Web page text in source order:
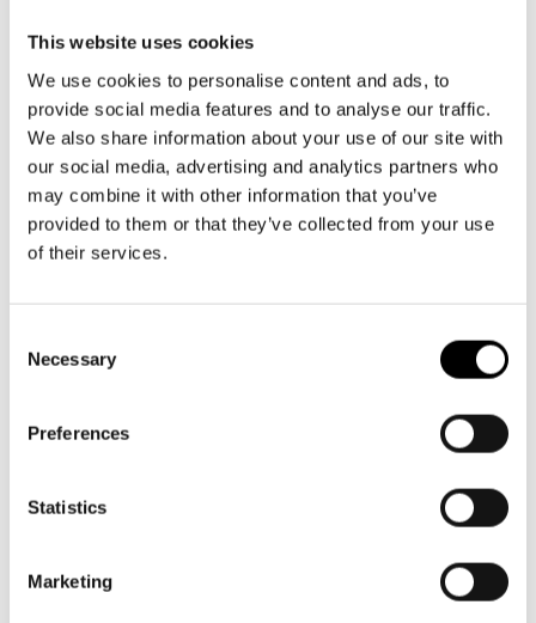
This website uses cookies
We use cookies to personalise content and ads, to
provide social media features and to analyse our traffic.
We also share information about your use of our site with
our social media, advertising and analytics partners who
may combine it with other information that you’ve
provided to them or that they’ve collected from your use
of their services.
Selection
Necessary
Preferences
Statistics
Marketing
Frågor & svar
Platskarta
Teaterns verksamhet
Ensemble
Historia
Kontaktuppgifter
Press
Jobba hos oss
Nyhetsbrev
00130 Helsingfors
Växel och reception
må-fr kl. 9-16
09 616 211
info@svenskateatern.fi
Norra esplanaden 2